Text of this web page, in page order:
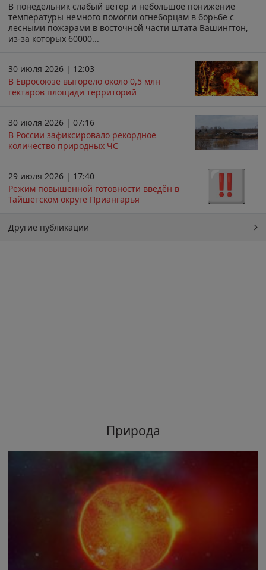
В понедельник слабый ветер и небольшое понижение
температуры немного помогли огнеборцам в борьбе с
лесными пожарами в восточной части штата Вашингтон,
из-за которых 60000...
30 июля 2026 | 12:03
В Евросоюзе выгорело около 0,5 млн
гектаров площади территорий
30 июля 2026 | 07:16
В России зафиксировало рекордное
количество природных ЧС
29 июля 2026 | 17:40
Режим повышенной готовности введён в
Тайшетском округе Приангарья
Другие публикации
Природа